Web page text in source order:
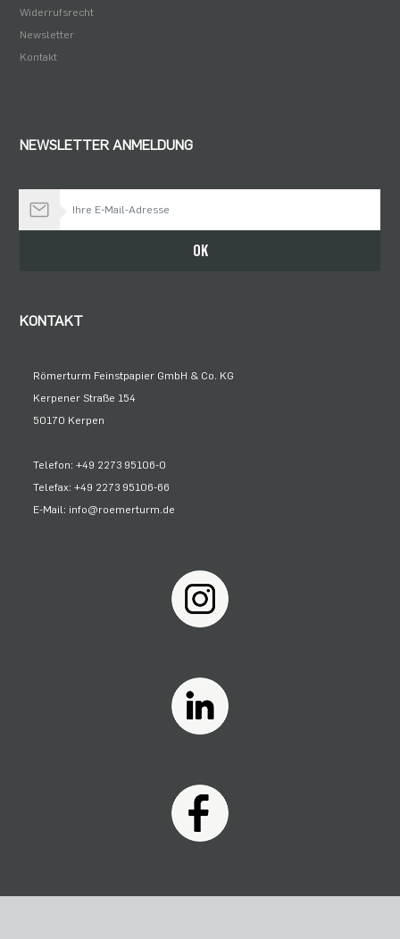
Widerrufsrecht
Newsletter
Kontakt
NEWSLETTER ANMELDUNG
OK
KONTAKT
Römerturm Feinstpapier GmbH & Co. KG
Kerpener Straße 154
50170 Kerpen
Telefon: +49 2273 95106-0
Telefax: +49 2273 95106-66
E-Mail: info@roemerturm.de